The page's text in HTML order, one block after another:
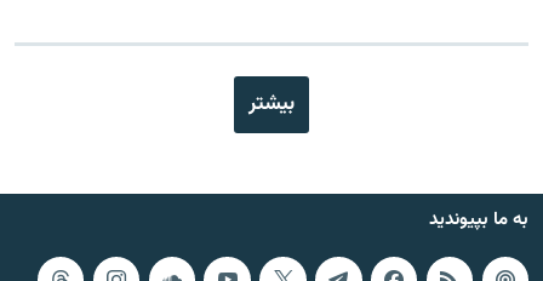
بیشتر
به ما بپیوندید